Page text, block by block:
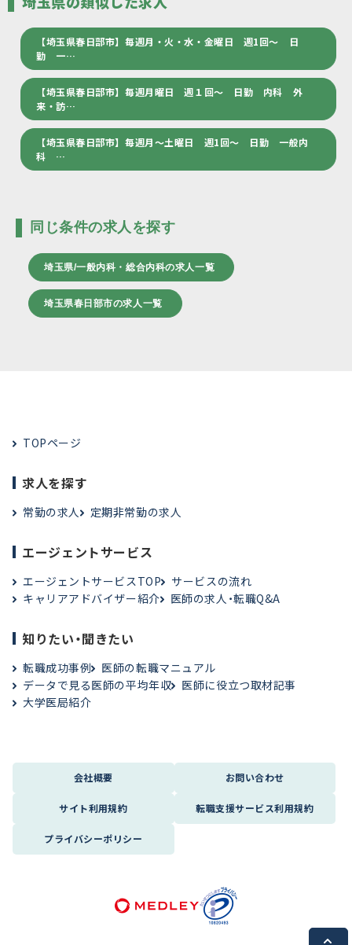
【埼玉県春日部市】毎週月・火・水・金曜日 週1回～ 日
勤 一…
【埼玉県春日部市】毎週月曜日 週１回～ 日勤 内科 外
来・訪…
【埼玉県春日部市】毎週月～土曜日 週1回～ 日勤 一般内
科 …
同じ条件の求人を探す
埼玉県/一般内科・総合内科の求人一覧
埼玉県春日部市の求人一覧
TOPページ
求人を探す
常勤の求人 定期非常勤の求人
エージェントサービス
エージェントサービスTOP
サービスの流れ
キャリアアドバイザー紹介
医師の求人・転職Q&A
知りたい・聞きたい
転職成功事例
医師の転職マニュアル
データで見る医師の平均年収
医師に役立つ取材記事
大学医局紹介
会社概要 お問い合わせ
サイト利用規約 転職支援サービス利用規約
プライバシーポリシー